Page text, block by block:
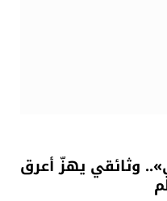
وثائقي يهزّ أعرق